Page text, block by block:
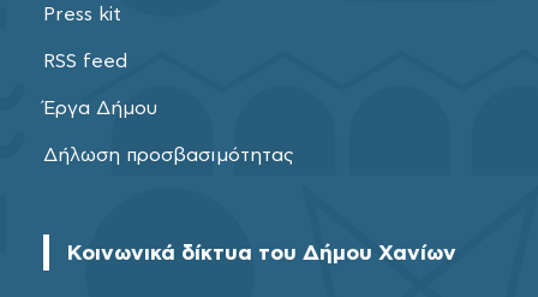
Press kit
RSS feed
Έργα Δήμου
Δήλωση προσβασιμότητας
Κοινωνικά δίκτυα του Δήμου Χανίων